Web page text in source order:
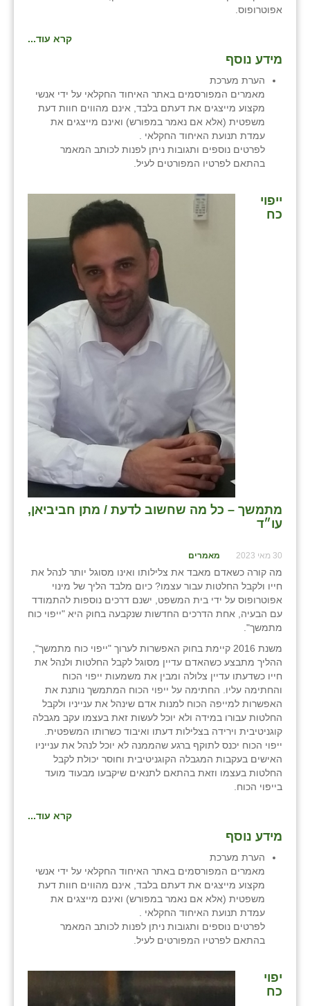
אפוטרופוס.
קרא עוד...
מידע נוסף
הערת מערכת
מאמרים המפורסמים באתר האיחוד החקלאי על ידי אנשי
מקצוע מייצגים את דעתם בלבד, אינם מהווים חוות דעת
משפטית (אלא אם נאמר במפורש) ואינם מייצגים את
עמדת תנועת האיחוד החקלאי .
לפרטים נוספים ותגובות ניתן לפנות לכותב המאמר
בהתאם לפרטיו המפורטים לעיל.
ייפוי
כח
מתמשך – כל מה שחשוב לדעת / מתן חביביאן,
עו״ד
30 מאי 2023 מאמרים
מה קורה כשאדם מאבד את צלילותו ואינו מסוגל יותר לנהל את
חייו ולקבל החלטות עבור עצמו? כיום מלבד הליך של מינוי
אפוטרופוס על ידי בית המשפט, ישנם דרכים נוספות להתמודד
עם הבעיה, אחת הדרכים החדשות שנקבעה בחוק היא "ייפוי כוח
מתמשך".
משנת 2016 קיימת בחוק האפשרות לערוך "ייפוי כוח מתמשך",
ההליך מתבצע כשהאדם עדיין מסוגל לקבל החלטות ולנהל את
חייו כשדעתו עדיין צלולה ומבין את משמעות ייפוי הכוח
והחתימה עליו. החתימה על ייפוי הכוח המתמשך נותנת את
האפשרות למייפה הכוח למנות אדם שינהל את ענייניו ולקבל
החלטות עבורו במידה ולא יוכל לעשות זאת בעצמו עקב מגבלה
קוגניטיבית וירידה בצלילות דעתו ואיבוד כשרותו המשפטית.
ייפוי הכוח יכנס לתוקף ברגע שהממנה לא יוכל לנהל את ענייניו
האישים בעקבות המגבלה הקוגניטיבית וחוסר יכולת לקבל
החלטות בעצמו וזאת בהתאם לתנאים שיקבעו מבעוד מועד
בייפוי הכוח.
קרא עוד...
מידע נוסף
הערת מערכת
מאמרים המפורסמים באתר האיחוד החקלאי על ידי אנשי
מקצוע מייצגים את דעתם בלבד, אינם מהווים חוות דעת
משפטית (אלא אם נאמר במפורש) ואינם מייצגים את
עמדת תנועת האיחוד החקלאי .
לפרטים נוספים ותגובות ניתן לפנות לכותב המאמר
בהתאם לפרטיו המפורטים לעיל.
יפוי
כח
כפר ביאליק
כפר הרי״ף
כפר מישר
כפר מע״ש
כפר מרדכי
כפר סבא (אגרא)
כפר שמריהו
נהריה (אג״ש)
עמרים
קורנית
קלחים
רועי
רמות השבים
רמת הדר
שבי ציון
שדה ורבורג
שדה צבי
שכניה
תלמי יוסף
בוסתן הגליל